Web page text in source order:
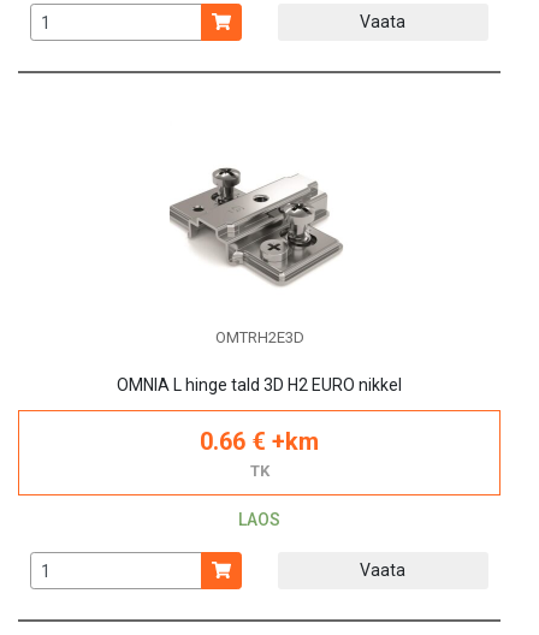
Vaata
OMTRH2E3D
OMNIA L hinge tald 3D H2 EURO nikkel
0.66 € +km
TK
LAOS
Vaata